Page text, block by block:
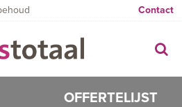
Contact
OFFERTELIJST